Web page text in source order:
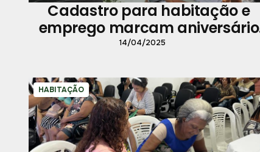
Cadastro para habitação e
emprego marcam aniversário
de Outeiro
14/04/2025
HABITAÇÃO